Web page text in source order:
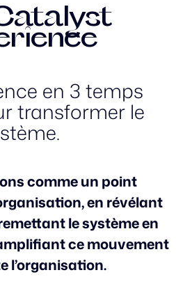
en 3 temps
transformer le
comme un point
en révélant
le système en
ce mouvement
l’organisation.